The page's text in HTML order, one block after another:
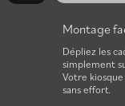
Montage
Dépliez les
simplement
Votre
sans effort.